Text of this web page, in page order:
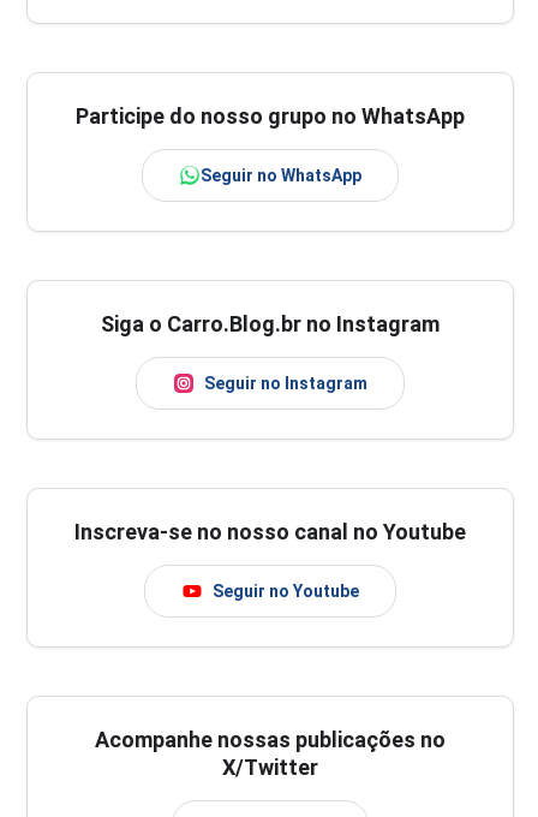
Participe do nosso grupo no WhatsApp
Seguir no WhatsApp
Siga o Carro.Blog.br no Instagram
Seguir no Instagram
Inscreva-se no nosso canal no Youtube
Seguir no Youtube
Acompanhe nossas publicações no
X/Twitter